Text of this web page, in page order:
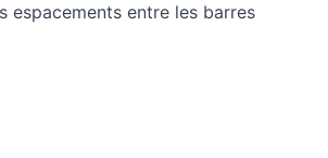
espacements entre les barres